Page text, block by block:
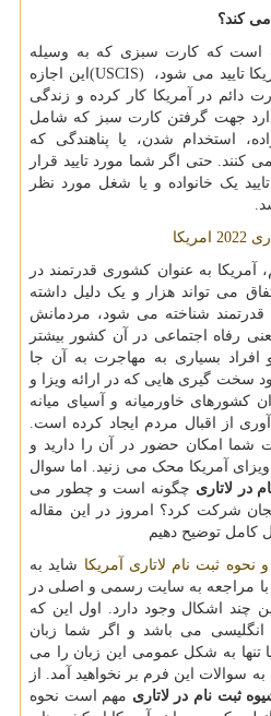
می کند؟
است که کارت سبزی که به وسیله
تایید می شود،
(USCIS)این اجازه
دائم در آمریکا کار کرده و زندگی
جهت گرفتن کارت سبز که شامل
استخدام شدن، یا پناهندگی که
کنند. حتی اگر شما مورد تایید قرار
یک خانواده و یا شغل مورد نظر
آمریکا به عنوان کشوری قدرتمند در
می تواند هزار و یک دلیل داشته
شناخته می شود، مردمانش
رفاه اجتماعی در آن کشور بیشتر
افراد بسیاری به مهاجرت به آن جا
سخت گیری هایی که در ارائه ویزا و
خاورمیانه و آسیای میانه
از اقبال مردم ایجاد کرده است.
شما امکان حضور در آن را دارید و
آمریکا محک می زنید. اما سوال
در لاتاری چگونه است و چطور می
شرکت کرد؟ امروز در این مقاله
کامل توضیح دهیم
نحوه ثبت نام لاتاری آمریکا شاید به
با مراجعه به سایت رسمی و اصلی در
چند اشکال وجود دارد. اول این که
می باشد و اگر شما زبان
تنها به شکل عمومی این زبان را می
سوالات این فرم بر نخواهید آمد. از
ثبت نام در لاتاری مهم است نحوه